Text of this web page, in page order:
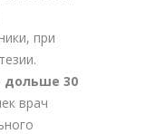
при
дольше 30
врач